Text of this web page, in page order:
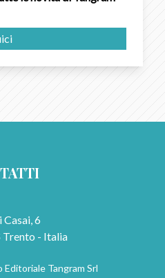
Casai, 6
Trento - Italia
Editoriale Tangram Srl